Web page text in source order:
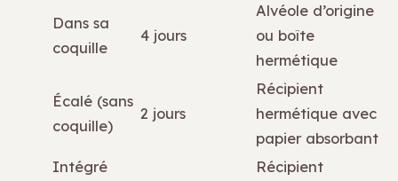
Dans sa
coquille
4 jours
Alvéole d’origine
ou boîte
hermétique
Écalé (sans
coquille)
2 jours
Récipient
hermétique avec
papier absorbant
Intégré
Récipient